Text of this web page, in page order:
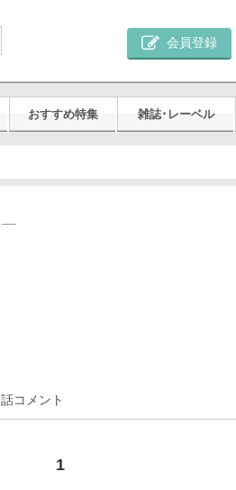
会員登録
おすすめ特集 雑誌･レーベル
話コメント
1